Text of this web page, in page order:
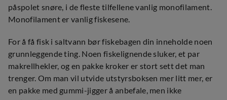
påspolet snøre, i de fleste tilfellene vanlig monofilament.
Monofilament er vanlig fiskesene.
For å få fisk i saltvann bør fiskebagen din inneholde noen
grunnleggende ting. Noen fiskelignende sluker, et par
makrellhekler, og en pakke kroker er stort sett det man
trenger. Om man vil utvide utstyrsboksen mer litt mer, er
en pakke med gummi-jigger å anbefale, men ikke